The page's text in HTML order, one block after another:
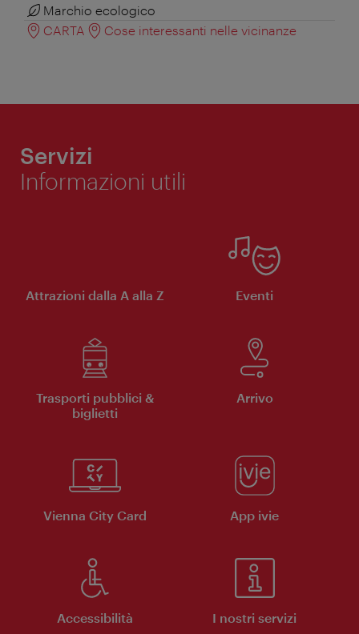
Marchio ecologico
CARTA
Cose interessanti nelle vicinanze
Servizi
Informazioni utili
Attrazioni dalla A alla Z Eventi
Trasporti pubblici &
biglietti
Arrivo
Vienna City Card App ivie
Accessibilità I nostri servizi